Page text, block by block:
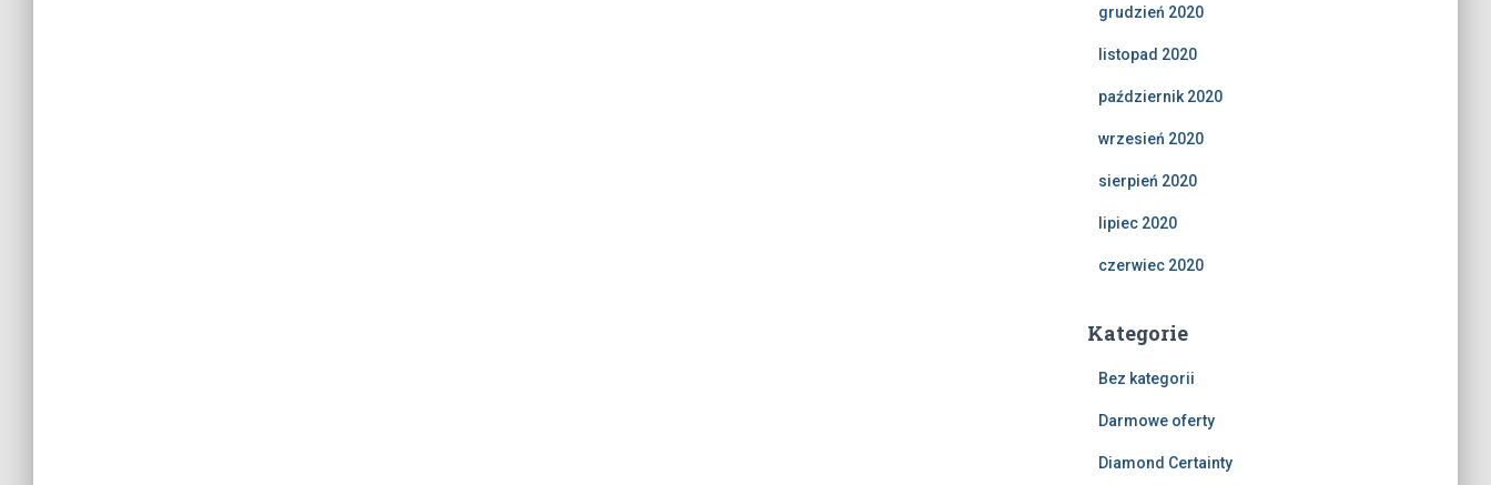
grudzień 2020
listopad 2020
październik 2020
wrzesień 2020
sierpień 2020
lipiec 2020
czerwiec 2020
Kategorie
Bez kategorii
Darmowe oferty
Diamond Certainty